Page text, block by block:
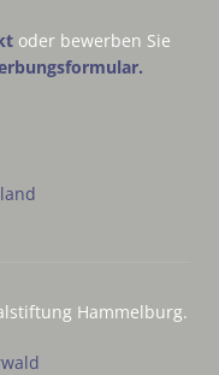
oder bewerben Sie
Hammelburg.